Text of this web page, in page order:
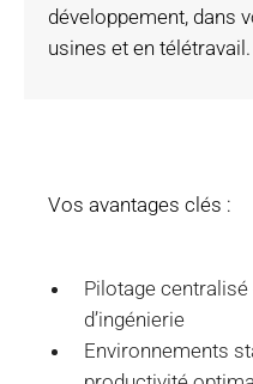
développement, dans
usines et en télétravail.
Vos avantages clés :
Pilotage
d’ingénierie
Environnements